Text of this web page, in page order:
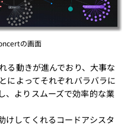
の画面
る動きが進んでおり、大事な
によってそれぞれバラバラに
、よりスムーズで効率的な業
けしてくれるコードアシスタ